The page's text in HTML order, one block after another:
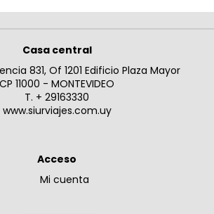
Casa central
831, Of 1201 Edificio Plaza Mayor
CP 11000 - MONTEVIDEO
T. + 29163330
www.siurviajes.com.uy
Acceso
Mi cuenta